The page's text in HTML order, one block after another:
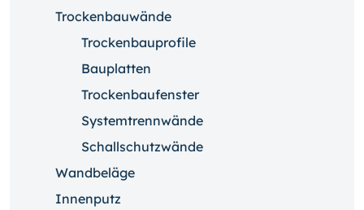
Trockenbauwände
Trockenbauprofile
Bauplatten
Trockenbaufenster
Systemtrennwände
Schallschutzwände
Wandbeläge
Innenputz